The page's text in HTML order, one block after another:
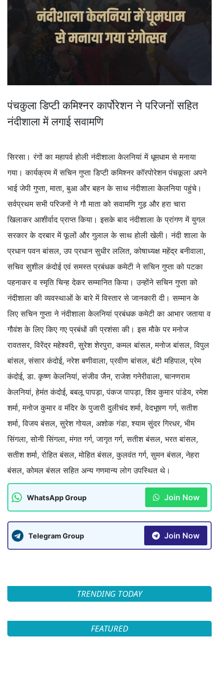
पंचकुला डिप्टी कमिश्नर कार्पोरेशन ने परिजनों सहित
नंदीशाला में लगाई सवामणि
सिरसा। रंगों का महापर्व होली नंदीशाला केलनियां में धूमधाम से मनाया
गया। कार्यक्रम में सचिन गुप्ता डिप्टी कमिश्नर कॉरपोरेशन पंचकूला अपने
भाई जेपी गुप्ता, माता, बुआ और बहन के साथ नंदीशाला केलनिया पहुंचे।
सर्वप्रथम सभी परिजनों ने गौ माता को सवामणि गुड़ और हरा चारा
खिलाकर आशीर्वाद प्राप्त किया। इसके बाद नंदीशाला के प्रांगण में युगल
सरकार के दरबार में फूलों और गुलाल के साथ होली खेली। नंदी शाला के
प्रधान पवन बांसल, उप प्रधान सुधीर ललित, कोषाध्यक्ष महेंद्र बनीवाला,
सचिव सुशील कंदोई एवं समस्त प्रबंधक कमेटी ने सचिन गुप्ता को पटका
पहनाकर व स्मृति चिन्ह देकर सम्मानित किया। उन्होंने सचिन गुप्ता को
नंदीशाला की व्यवस्थाओं के बारे में विस्तार से जानकारी दी। सम्मान के
लिए सचिन गुप्ता ने नंदीशाला केलनियां प्रबंधक कमेटी का आभार जताया व
गौवंश के लिए किए गए प्रबंधों की प्रशंसा की। इस मौके पर मनोज
रावतसर, विरेंद्र महेश्वरी, सुरेश शेरपुरा, कमल बांसल, मनोज बांसल, विपुल
बांसल, संसार कंदोई, नरेश बणीवाला, प्रवीण बांसल, बंटी महिपाल, प्रेम
कंदोई, डा. कृष्ण केलनियां, संजीव जैन, राजेश गनेरीवाला, चानणराम
केलनियां, हेमंत कंदोई, बबलू पापड़ा, पंकज पापड़ा, शिव कुमार पांडेय, रमेश
शर्मा, मनोज कुमार व मंदिर के पुजारी दुलीचंद शर्मा, वेदभूषण गर्ग, सतीश
शर्मा, विजय बंसल, सुरेश गोयल, अशोक गंडा, श्याम सुंदर गिरधर, भीम
सिंगला, सोनी सिंगला, मंगत गर्ग, जागृत गर्ग, सतीश बंसल, भरत बांसल,
सतीश शर्मा, रोहित बंसल, मोहित बंसल, कुलवंत गर्ग, सुमन बंसल, नेहरा
बंसल, कोमल बंसल सहित अन्य गणमान्य लोग उपस्थित थे।
WhatsApp Group Join Now
Telegram Group Join Now
TRENDING TODAY
FEATURED